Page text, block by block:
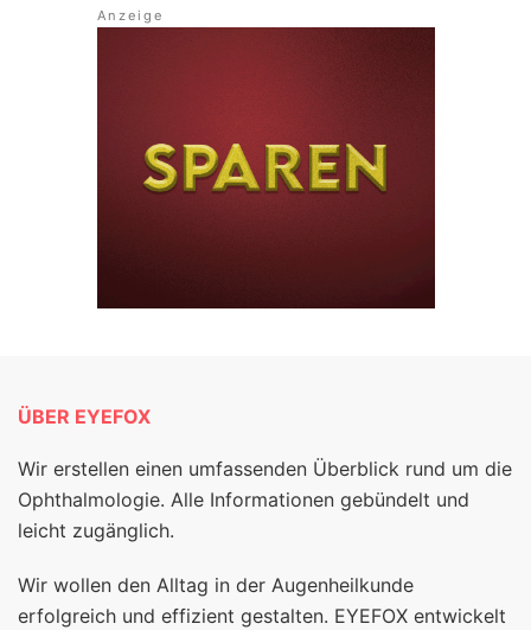
ÜBER EYEFOX
Wir erstellen einen umfassenden Überblick rund um die
Ophthalmologie. Alle Informationen gebündelt und
leicht zugänglich.
Wir wollen den Alltag in der Augenheilkunde
erfolgreich und effizient gestalten. EYEFOX entwickelt